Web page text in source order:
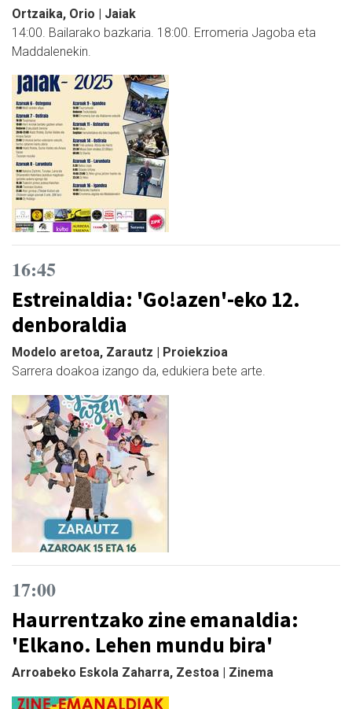
Ortzaika, Orio | Jaiak
14:00. Bailarako bazkaria. 18:00. Erromeria Jagoba eta
Maddalenekin.
16:45
Estreinaldia: 'Go!azen'-eko 12.
denboraldia
Modelo aretoa, Zarautz | Proiekzioa
Sarrera doakoa izango da, edukiera bete arte.
17:00
Haurrentzako zine emanaldia:
'Elkano. Lehen mundu bira'
Arroabeko Eskola Zaharra, Zestoa | Zinema